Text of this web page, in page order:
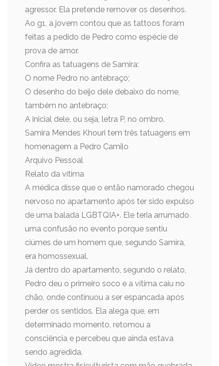
agressor. Ela pretende remover os desenhos.
Ao g1, a jovem contou que as tattoos foram
feitas a pedido de Pedro como espécie de
prova de amor.
Confira as tatuagens de Samira:
O nome Pedro no antebraço;
O desenho do beijo dele debaixo do nome,
também no antebraço;
A inicial dele, ou seja, letra P, no ombro.
Samira Mendes Khouri tem três tatuagens em
homenagem a Pedro Camilo
Arquivo Pessoal
Relato da vítima
A médica disse que o então namorado chegou
nervoso no apartamento após ter sido expulso
de uma balada LGBTQIA+. Ele teria arrumado
uma confusão no evento porque sentiu
ciúmes de um homem que, segundo Samira,
era homossexual.
Já dentro do apartamento, segundo o relato,
Pedro deu o primeiro soco e a vítima caiu no
chão, onde continuou a ser espancada após
perder os sentidos. Ela alega que, em
determinado momento, retomou a
consciência e percebeu que ainda estava
sendo agredida.